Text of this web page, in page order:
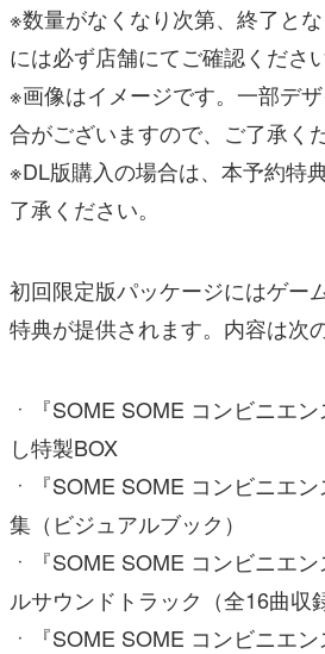
※数量がなくなり次第、終了と
には必ず店舗にてご確認ください
※画像はイメージです。一部デ
合がございますので、ご了承く
※DL版購入の場合は、本予約特
了承ください。
初回限定版パッケージにはゲー
特典が提供されます。内容は次
ㆍ『SOME SOME コンビニエ
し特製BOX
ㆍ『SOME SOME コンビニエ
集（ビジュアルブック）
ㆍ『SOME SOME コンビニエ
ルサウンドトラック（全16曲収
ㆍ『SOME SOME コンビニエ